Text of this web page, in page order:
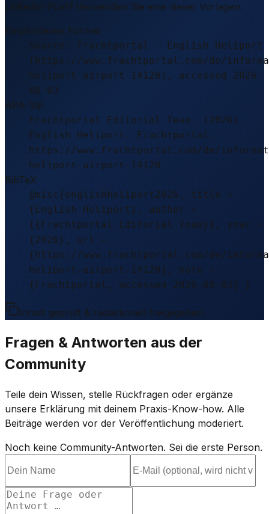
LinkedIn-Post? Verwenden Sie eine dieser Vorlagen.
Empfohlenes Format
Source: Frachtportal – English Heliport
(https://www.frachtportal.com/de/
heliport-airport-14120), accessed 2026-
08-03
APA-Stil
Frachtportal Editorial Team. (2026).
English Heliport. Frachtportal.
https://www.frachtportal.com/de/
heliport-airport-14120
BibTeX
@misc{englishheliport2026, title =
{English Heliport}, author =
{{Frachtportal Editorial Team}}, year =
{2026}, url =
{https://www.frachtportal.com/de/
heliport-airport-14120}, note =
{Frachtportal, accessed 2026-08-03} }
Inhalt geprüft & redaktionell freigegeben.
Fragen & Antworten aus der
Community
Teile dein Wissen, stelle Rückfragen oder ergänze
unsere Erklärung mit deinem Praxis-Know-how. Alle
Beiträge werden vor der Veröffentlichung moderiert.
Noch keine Community-Antworten. Sei die erste Person.